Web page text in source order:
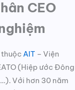
CEO
AIT – Viện
(Hiệp ước Đông
Với hơn 30 năm